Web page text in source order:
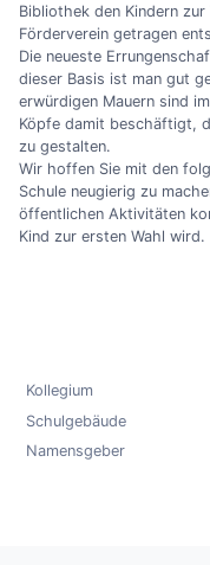
Bibliothek den Kindern
Förderverein getragen
Die neueste
dieser Basis ist man gut
erwürdigen Mauern sind
Köpfe damit beschäftigt,
zu gestalten.
Wir hoffen Sie mit den
Schule neugierig zu
öffentlichen Aktivitäten
Kind zur ersten Wahl wird.
Kollegium
Schulgebäude
Namensgeber